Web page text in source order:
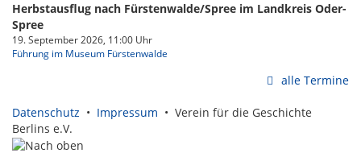
Herbstausflug nach Fürstenwalde/Spree im Landkreis Oder-
Spree
19. September 2026, 11:00 Uhr
Führung im Museum Fürstenwalde
alle Termine
Datenschutz • Impressum • Verein für die Geschichte
Berlins e.V.